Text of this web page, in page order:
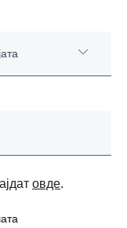
овде.